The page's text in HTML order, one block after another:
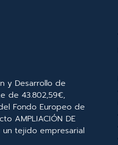
y Desarrollo de
de 43.802,59€,
Fondo Europeo de
AMPLIACIÓN DE
un tejido empresarial